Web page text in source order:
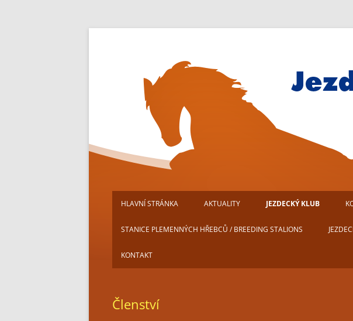
Přejít
HLAVNÍ STRÁNKA AKTUALITY JEZDECKÝ KLUB
AREÁL JEZDECKÉHO
ČLENSTVÍ
STANICE PLEMENNÝCH HŘEBCŮ / BREEDING STALIONS
KONTAKT
Členství